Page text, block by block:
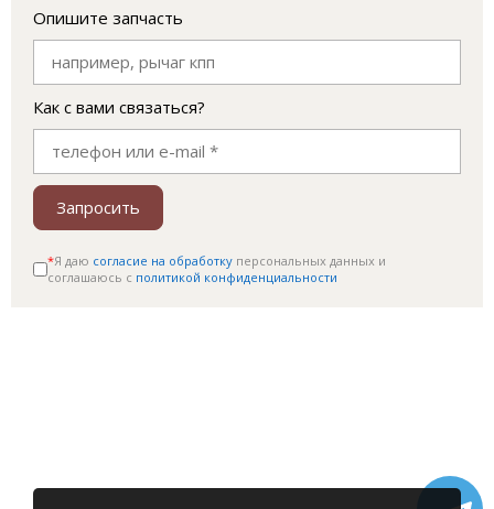
Опишите запчасть
Как с вами связаться?
Запросить
*Я даю согласие на обработку персональных данных и
соглашаюсь c политикой конфиденциальности